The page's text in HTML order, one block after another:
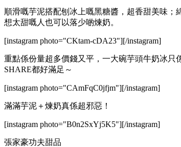
順滑嘅芋泥搭配刨冰上嘅黑糖醬，超香甜美味
想太甜嘅人也可以落少啲煉奶。
[instagram photo="CKtam-cDA23"][/instagram]
重點係份量超多價錢又平，一大碗芋頭牛奶冰只
SHARE都好滿足～
[instagram photo="CAmFqC0jfjm"][/instagram]
滿滿芋泥＋煉奶真係超邪惡！
[instagram photo="B0n2SxYj5K5"][/instagram]
張家豪功夫甜品